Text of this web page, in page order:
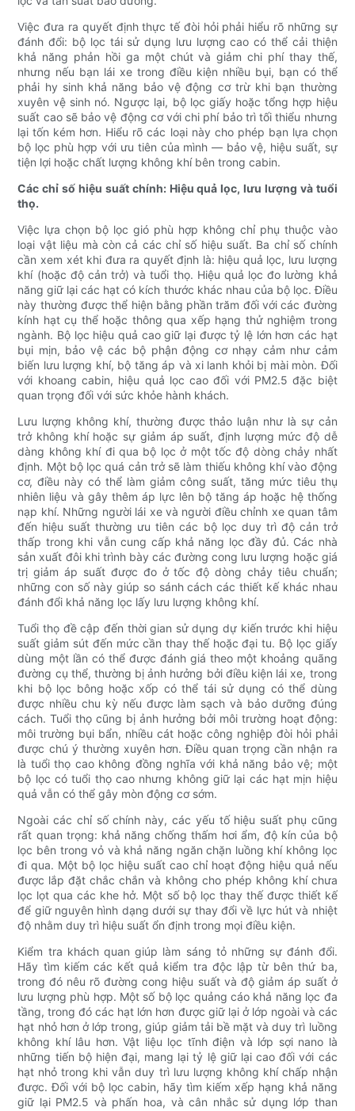
Việc đưa ra quyết định thực tế đòi hỏi phải hiểu rõ những sự
đánh đổi: bộ lọc tái sử dụng lưu lượng cao có thể cải thiện
khả năng phản hồi ga một chút và giảm chi phí thay thế,
nhưng nếu bạn lái xe trong điều kiện nhiều bụi, bạn có thể
phải hy sinh khả năng bảo vệ động cơ trừ khi bạn thường
xuyên vệ sinh nó. Ngược lại, bộ lọc giấy hoặc tổng hợp hiệu
suất cao sẽ bảo vệ động cơ với chi phí bảo trì tối thiểu nhưng
lại tốn kém hơn. Hiểu rõ các loại này cho phép bạn lựa chọn
bộ lọc phù hợp với ưu tiên của mình — bảo vệ, hiệu suất, sự
tiện lợi hoặc chất lượng không khí bên trong cabin.
Các chỉ số hiệu suất chính: Hiệu quả lọc, lưu lượng và tuổi
thọ.
Việc lựa chọn bộ lọc gió phù hợp không chỉ phụ thuộc vào
loại vật liệu mà còn cả các chỉ số hiệu suất. Ba chỉ số chính
cần xem xét khi đưa ra quyết định là: hiệu quả lọc, lưu lượng
khí (hoặc độ cản trở) và tuổi thọ. Hiệu quả lọc đo lường khả
năng giữ lại các hạt có kích thước khác nhau của bộ lọc. Điều
này thường được thể hiện bằng phần trăm đối với các đường
kính hạt cụ thể hoặc thông qua xếp hạng thử nghiệm trong
ngành. Bộ lọc hiệu quả cao giữ lại được tỷ lệ lớn hơn các hạt
bụi mịn, bảo vệ các bộ phận động cơ nhạy cảm như cảm
biến lưu lượng khí, bộ tăng áp và xi lanh khỏi bị mài mòn. Đối
với khoang cabin, hiệu quả lọc cao đối với PM2.5 đặc biệt
quan trọng đối với sức khỏe hành khách.
Lưu lượng không khí, thường được thảo luận như là sự cản
trở không khí hoặc sự giảm áp suất, định lượng mức độ dễ
dàng không khí đi qua bộ lọc ở một tốc độ dòng chảy nhất
định. Một bộ lọc quá cản trở sẽ làm thiếu không khí vào động
cơ, điều này có thể làm giảm công suất, tăng mức tiêu thụ
nhiên liệu và gây thêm áp lực lên bộ tăng áp hoặc hệ thống
nạp khí. Những người lái xe và người điều chỉnh xe quan tâm
đến hiệu suất thường ưu tiên các bộ lọc duy trì độ cản trở
thấp trong khi vẫn cung cấp khả năng lọc đầy đủ. Các nhà
sản xuất đôi khi trình bày các đường cong lưu lượng hoặc giá
trị giảm áp suất được đo ở tốc độ dòng chảy tiêu chuẩn;
những con số này giúp so sánh cách các thiết kế khác nhau
đánh đổi khả năng lọc lấy lưu lượng không khí.
Tuổi thọ đề cập đến thời gian sử dụng dự kiến ​​trước khi hiệu
suất giảm sút đến mức cần thay thế hoặc đại tu. Bộ lọc giấy
dùng một lần có thể được đánh giá theo một khoảng quãng
đường cụ thể, thường bị ảnh hưởng bởi điều kiện lái xe, trong
khi bộ lọc bông hoặc xốp có thể tái sử dụng có thể dùng
được nhiều chu kỳ nếu được làm sạch và bảo dưỡng đúng
cách. Tuổi thọ cũng bị ảnh hưởng bởi môi trường hoạt động:
môi trường bụi bẩn, nhiều cát hoặc công nghiệp đòi hỏi phải
được chú ý thường xuyên hơn. Điều quan trọng cần nhận ra
là tuổi thọ cao không đồng nghĩa với khả năng bảo vệ; một
bộ lọc có tuổi thọ cao nhưng không giữ lại các hạt mịn hiệu
quả vẫn có thể gây mòn động cơ sớm.
Ngoài các chỉ số chính này, các yếu tố hiệu suất phụ cũng
rất quan trọng: khả năng chống thấm hơi ẩm, độ kín của bộ
lọc bên trong vỏ và khả năng ngăn chặn luồng khí không lọc
đi qua. Một bộ lọc hiệu suất cao chỉ hoạt động hiệu quả nếu
được lắp đặt chắc chắn và không cho phép không khí chưa
lọc lọt qua các khe hở. Một số bộ lọc thay thế được thiết kế
để giữ nguyên hình dạng dưới sự thay đổi về lực hút và nhiệt
độ nhằm duy trì hiệu suất ổn định trong mọi điều kiện.
Kiểm tra khách quan giúp làm sáng tỏ những sự đánh đổi.
Hãy tìm kiếm các kết quả kiểm tra độc lập từ bên thứ ba,
trong đó nêu rõ đường cong hiệu suất và độ giảm áp suất ở
lưu lượng phù hợp. Một số bộ lọc quảng cáo khả năng lọc đa
tầng, trong đó các hạt lớn hơn được giữ lại ở lớp ngoài và các
hạt nhỏ hơn ở lớp trong, giúp giảm tải bề mặt và duy trì luồng
không khí lâu hơn. Vật liệu lọc tĩnh điện và lớp sợi nano là
những tiến bộ hiện đại, mang lại tỷ lệ giữ lại cao đối với các
hạt nhỏ trong khi vẫn duy trì lưu lượng không khí chấp nhận
được. Đối với bộ lọc cabin, hãy tìm kiếm xếp hạng khả năng
giữ lại PM2.5 và phấn hoa, và cân nhắc sử dụng lớp than